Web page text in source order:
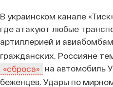
В украинском канале
где атакуют любые
артиллерией и
гражданских. Россияне
«сброса» на автомобиль
беженцев. Удары по